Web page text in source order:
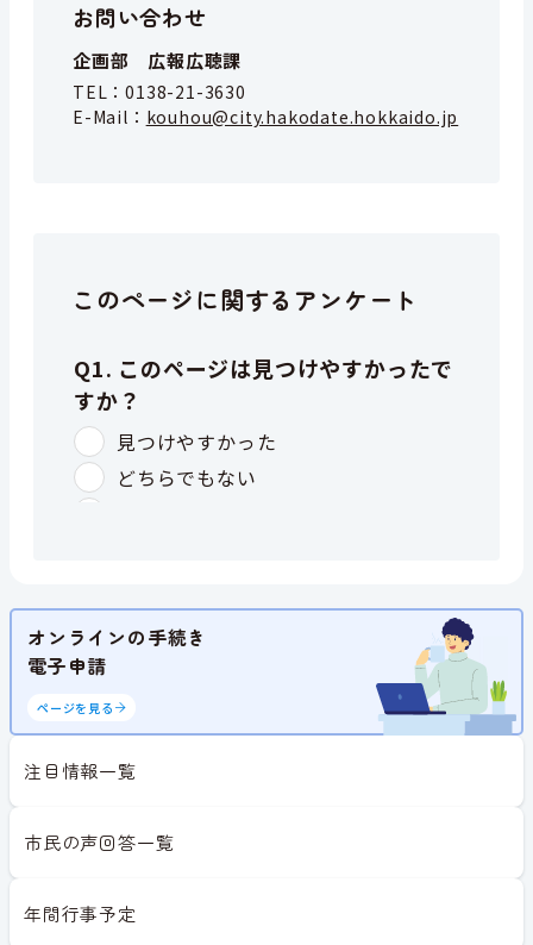
お問い合わせ
企画部 広報広聴課
TEL：0138-21-3630
E-Mail： kouhou@city.hakodate.hokkaido.jp
このページに関するアンケート
オンラインの手続き
電子申請
ページを見る
注目情報一覧
市民の声回答一覧
年間行事予定